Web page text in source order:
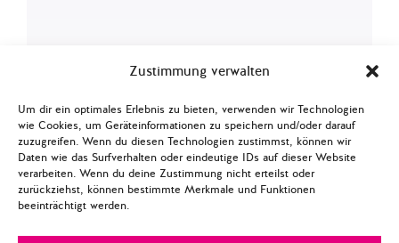
Zustimmung verwalten
Um dir ein optimales Erlebnis zu bieten, verwenden wir Technologien
wie Cookies, um Geräteinformationen zu speichern und/oder darauf
zuzugreifen. Wenn du diesen Technologien zustimmst, können wir
Daten wie das Surfverhalten oder eindeutige IDs auf dieser Website
verarbeiten. Wenn du deine Zustimmung nicht erteilst oder
zurückziehst, können bestimmte Merkmale und Funktionen
beeinträchtigt werden.
GLOBALE FRAGENGENDER UND
14. August 2026 | 18.00 Uhr
What Does Feminist Security
Look Like? Learning from
Civil Society Resilience in
Taiwan